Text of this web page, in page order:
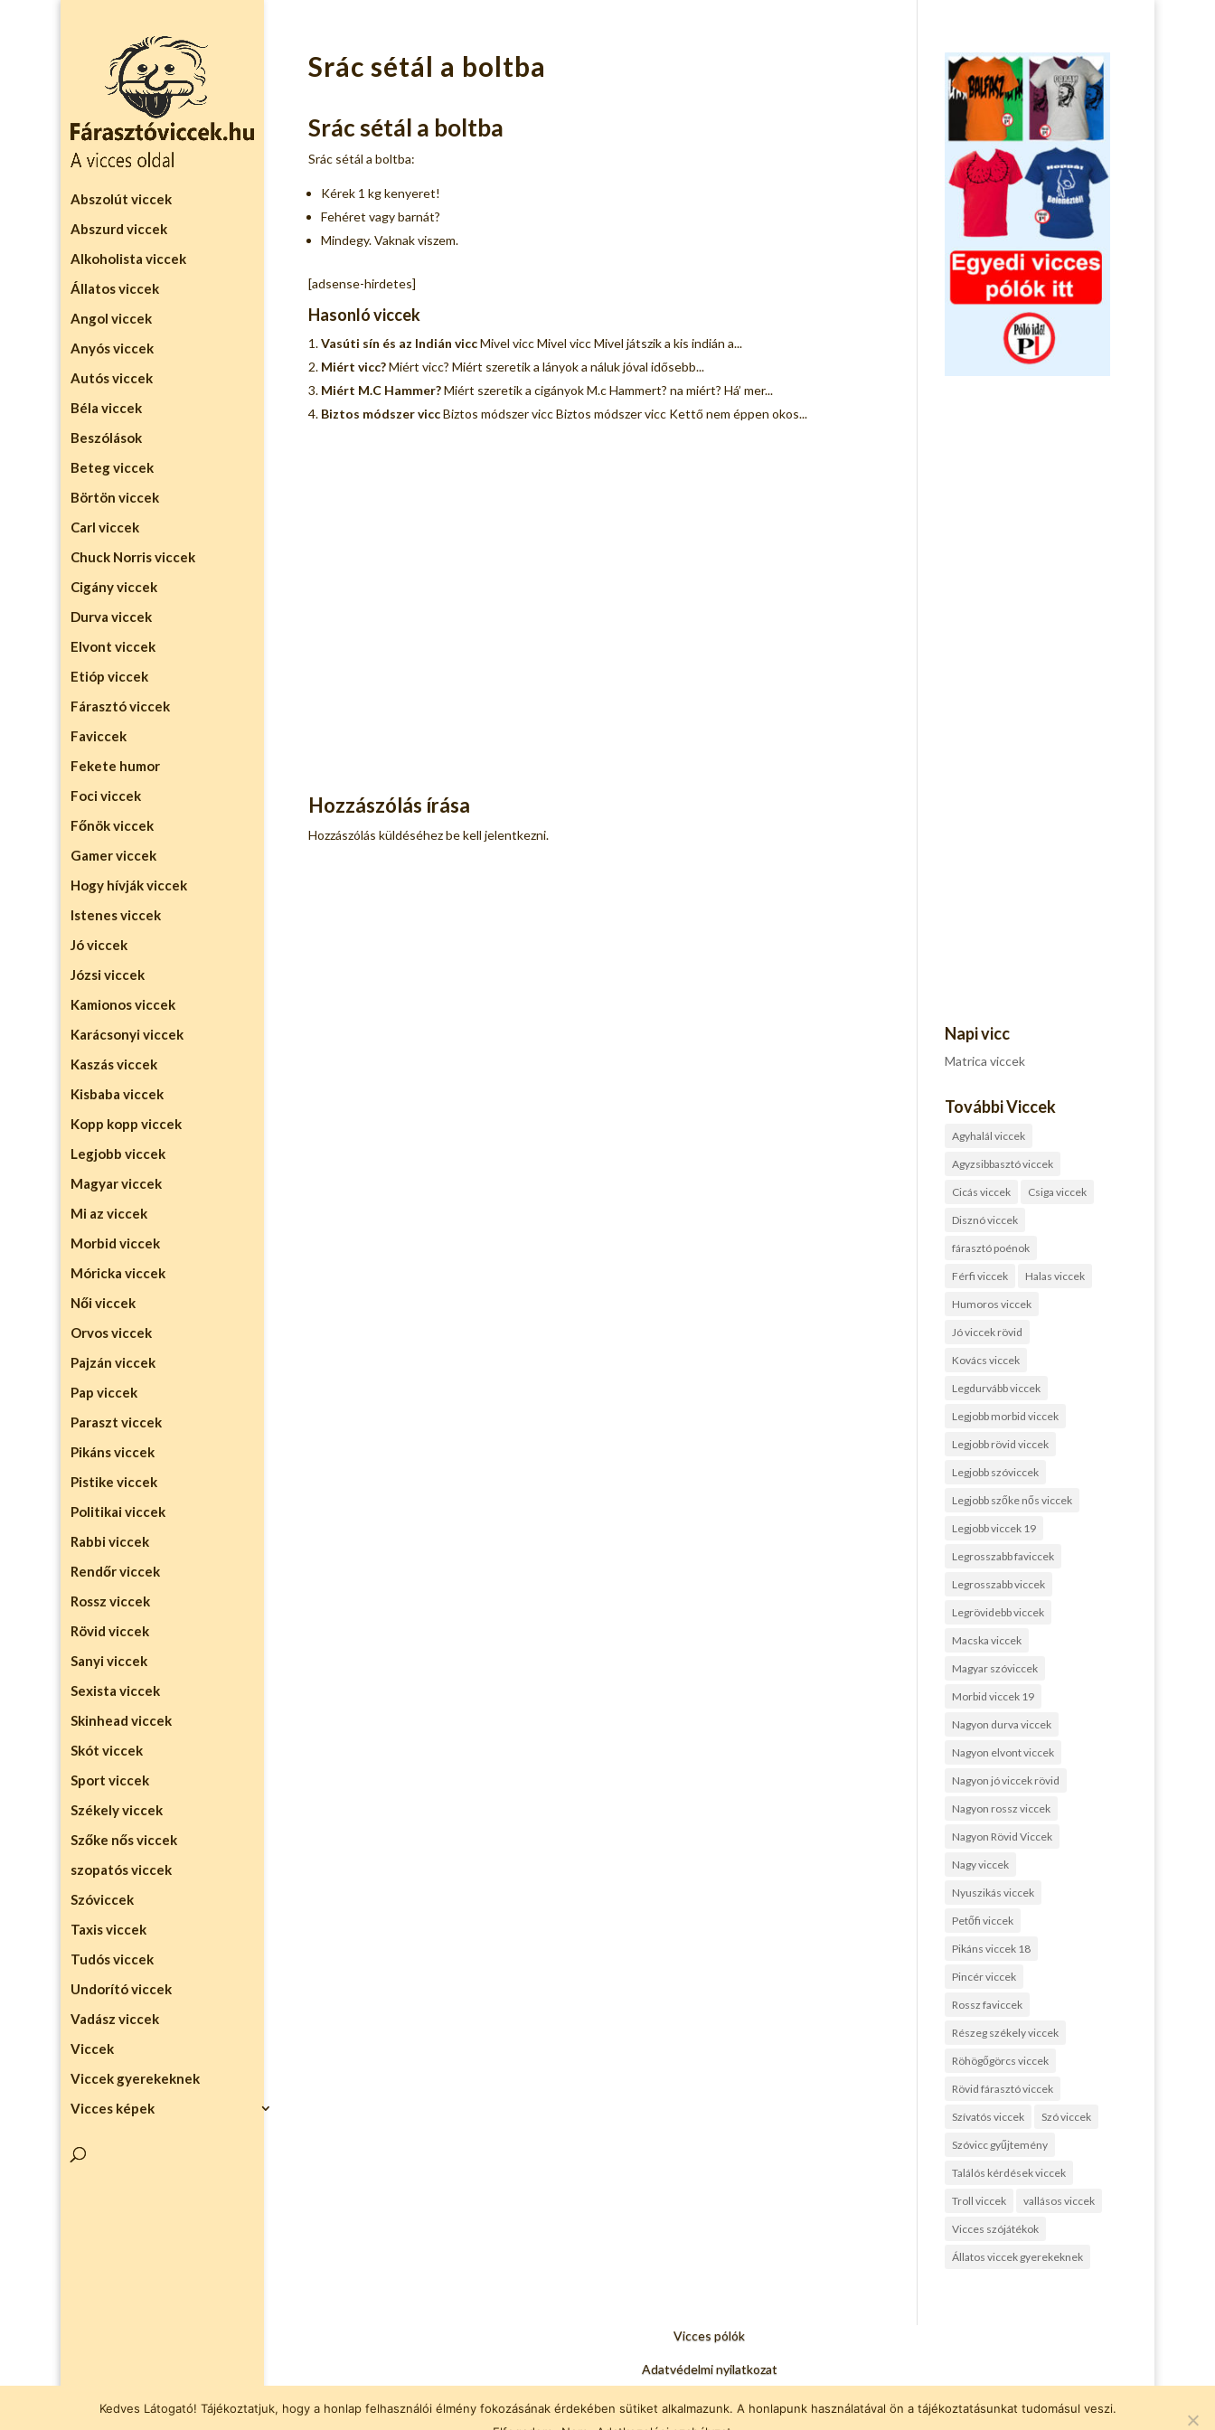
Abszolút viccek
Abszurd viccek
Alkoholista viccek
Állatos viccek
Angol viccek
Anyós viccek
Autós viccek
Béla viccek
Beszólások
Beteg viccek
Börtön viccek
Carl viccek
Chuck Norris viccek
Cigány viccek
Durva viccek
Elvont viccek
Etióp viccek
Fárasztó viccek
Faviccek
Fekete humor
Foci viccek
Főnök viccek
Gamer viccek
Hogy hívják viccek
Istenes viccek
Jó viccek
Józsi viccek
Kamionos viccek
Karácsonyi viccek
Kaszás viccek
Kisbaba viccek
Kopp kopp viccek
Legjobb viccek
Magyar viccek
Mi az viccek
Morbid viccek
Móricka viccek
Női viccek
Orvos viccek
Pajzán viccek
Pap viccek
Paraszt viccek
Pikáns viccek
Pistike viccek
Politikai viccek
Rabbi viccek
Rendőr viccek
Rossz viccek
Rövid viccek
Sanyi viccek
Sexista viccek
Skinhead viccek
Skót viccek
Sport viccek
Székely viccek
Szőke nős viccek
szopatós viccek
Szóviccek
Taxis viccek
Tudós viccek
Undorító viccek
Vadász viccek
Viccek
Viccek gyerekeknek
Vicces képek
Srác sétál a boltba
Srác sétál a boltba
Srác sétál a boltba:
Kérek 1 kg kenyeret!
Fehéret vagy barnát?
Mindegy. Vaknak viszem.
[adsense-hirdetes]
Hasonló viccek
Vasúti sín és az Indián vicc Mivel vicc Mivel vicc Mivel játszik a kis indián a...
Miért vicc? Miért vicc? Miért szeretik a lányok a náluk jóval idősebb...
Miért M.C Hammer? Miért szeretik a cigányok M.c Hammert? na miért? Há’ mer...
Biztos módszer vicc Biztos módszer vicc Biztos módszer vicc Kettő nem éppen okos...
Hozzászólás írása
Hozzászólás küldéséhezbe kell jelentkezni.
Napi vicc
Matrica viccek
További Viccek
Agyhalál viccek
Agyzsibbasztó viccek
Cicás viccek Csiga viccek
Disznó viccek
fárasztó poénok
Férfi viccek Halas viccek
Humoros viccek
Jó viccek rövid
Kovács viccek
Legdurvább viccek
Legjobb morbid viccek
Legjobb rövid viccek
Legjobb szóviccek
Legjobb szőke nős viccek
Legjobb viccek 19
Legrosszabb faviccek
Legrosszabb viccek
Legrövidebb viccek
Macska viccek
Magyar szóviccek
Morbid viccek 19
Nagyon durva viccek
Nagyon elvont viccek
Nagyon jó viccek rövid
Nagyon rossz viccek
Nagyon Rövid Viccek
Nagy viccek
Nyuszikás viccek
Petőfi viccek
Pikáns viccek 18
Pincér viccek
Rossz faviccek
Részeg székely viccek
Röhögőgörcs viccek
Rövid fárasztó viccek
Szívatós viccek Szó viccek
Szóvicc gyűjtemény
Találós kérdések viccek
Troll viccek vallásos viccek
Vicces szójátékok
Állatos viccek gyerekeknek
Vicces pólók
Adatvédelmi nyilatkozat
vicc, viccek, fárasztó viccek
Kedves Látogató! Tájékoztatjuk, hogy a honlap felhasználói élmény fokozásának érdekében sütiket alkalmazunk. A honlapunk használatával ön a tájékoztatásunkat tudomásul veszi.